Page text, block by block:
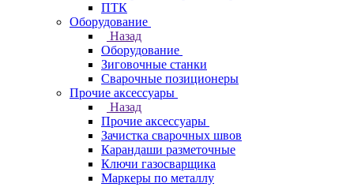
ПТК
Оборудование
Назад
Оборудование
Зиговочные станки
Сварочные позиционеры
Прочие аксессуары
Назад
Прочие аксессуары
Зачистка сварочных швов
Карандаши разметочные
Ключи газосварщика
Маркеры по металлу